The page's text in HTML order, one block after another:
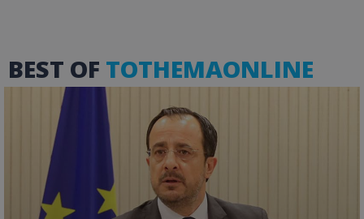
BEST OF TOTHEMAONLINE
VISITOR_PRIVACY_METADATA
YouTube